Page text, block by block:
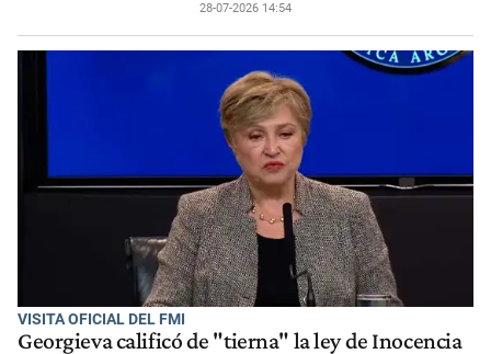
28-07-2026 14:54
VISITA OFICIAL DEL FMI
Georgieva calificó de "tierna" la ley de Inocencia